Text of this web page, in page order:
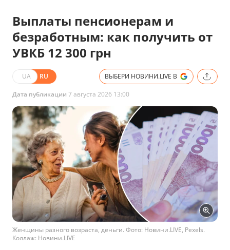
Выплаты пенсионерам и
безработным: как получить от
УВКБ 12 300 грн
UA RU ВЫБЕРИ НОВИНИ.LIVE В
Дата публикации 7 августа 2026 13:00
Женщины разного возраста, деньги. Фото: Новини.LIVE, Pexels.
Коллаж: Новини.LIVE